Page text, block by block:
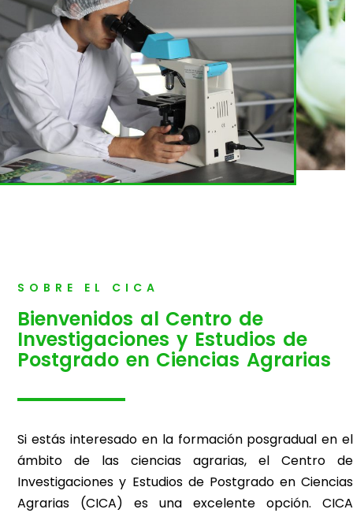
SOBRE EL CICA
Bienvenidos al Centro de
Investigaciones y Estudios de
Postgrado en Ciencias Agrarias
Si estás interesado en la formación posgradual en el
ámbito de las ciencias agrarias, el Centro de
Investigaciones y Estudios de Postgrado en Ciencias
Agrarias (CICA) es una excelente opción. CICA